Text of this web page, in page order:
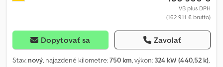
VB plus DPH
(162 911 € brutto)
Dopytovať sa Zavolať
Stav: nový, najazdené kilometre:750 km, výkon: 324 kW (440,52 k),